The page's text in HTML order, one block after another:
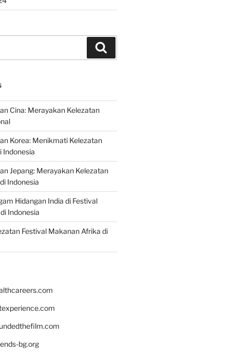
Cina: Merayakan Kelezatan
Korea: Menikmati Kelezatan
Indonesia
Jepang: Merayakan Kelezatan
Indonesia
Hidangan India di Festival
Indonesia
Festival Makanan Afrika di
bg.org